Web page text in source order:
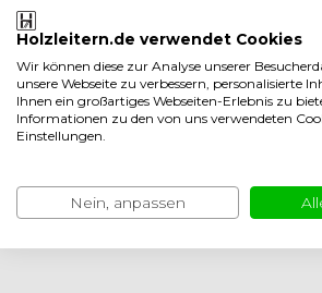
Weniger anzeigen
Verwandte produkte
Holzleitern.de verwendet Cookies
Wir können diese zur Analyse unserer
unsere Webseite zu verbessern, personalisierte
Ihnen ein großartiges Webseiten-Erlebnis zu
Informationen zu den von uns verwendeten
Einstellungen.
Nein, anpassen